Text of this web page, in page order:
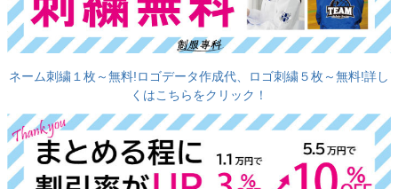
ネーム刺繍１枚～無料!ロゴデータ作成代、ロゴ刺繍５枚～無料!詳し
くはこちらをクリック！